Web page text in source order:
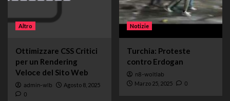
Altro
Ottimizzare CSS Critici
per un Rendering
Veloce del Sito Web
admin-wlb Agosto 8, 2025
0
Notizie
Turchia: Proteste
contro Erdogan
n8-woltlab
Marzo 25, 2025 0